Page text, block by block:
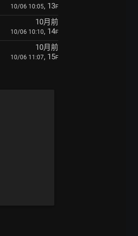
10/06 10:05, 13F
10月前
10/06 10:10, 14F
10月前
10/06 11:07, 15F